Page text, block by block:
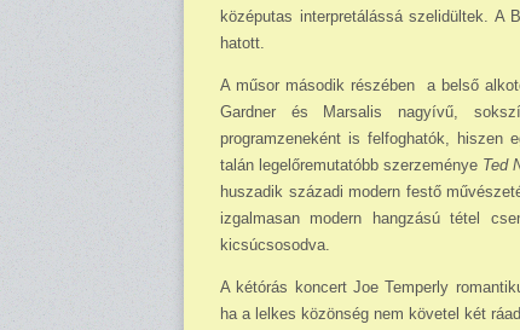
középutas interpretálássá szeli­dültek. A
hatott.
A műsor második részében a belső
Gardner és Marsalis nagyívű,
programzeneként is felfoghatók, hiszen
talán legelőremutatóbb szer­ze­ménye Ted
hu­szadik századi modern festő
izgalmasan modern hangzású tétel
kicsúcsosodva.
A kétórás koncert Joe Temperly
ha a lelkes közönség nem követel két